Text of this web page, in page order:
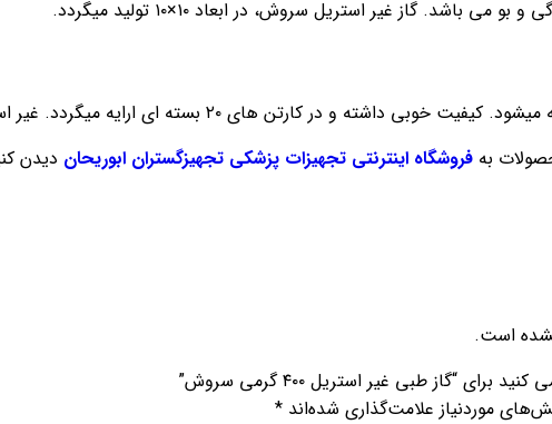
باشد. گاز غیر استریل سروش، در ابعاد ۱۰×۱۰ تولید میگردد.
به فروشگاه اینترنتی تجهیزات پزشکی تجهیزگستران ابوریحان دیدن
است.
“گاز طبی غیر استریل ۴۰۰ گرمی سروش”
موردنیاز علامت‌گذاری شده‌اند *